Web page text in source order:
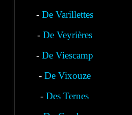
- De Varillettes
- De Veyrières
- De Viescamp
- De Vixouze
-Des Ternes